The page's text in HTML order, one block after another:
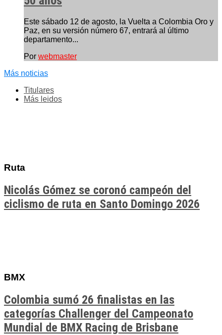
Este sábado 12 de agosto, la Vuelta a Colombia Oro y
Paz, en su versión número 67, entrará al último
departamento...
Por webmaster
Más noticias
Titulares
Más leidos
Ruta
Nicolás Gómez se coronó campeón del
ciclismo de ruta en Santo Domingo 2026
BMX
Colombia sumó 26 finalistas en las
categorías Challenger del Campeonato
Mundial de BMX Racing de Brisbane